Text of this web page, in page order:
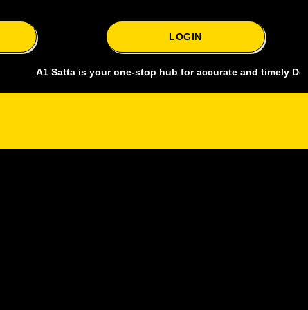
LOGIN
A1 Satta is your one-stop hub for accurate and timely Delhi